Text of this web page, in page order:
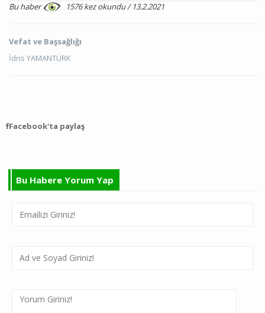
Bu haber 1576 kez okundu / 13.2.2021
Vefat ve Başsağlığı
İdris YAMANTÜRK
Facebook'ta paylaş
Bu Habere Yorum Yap